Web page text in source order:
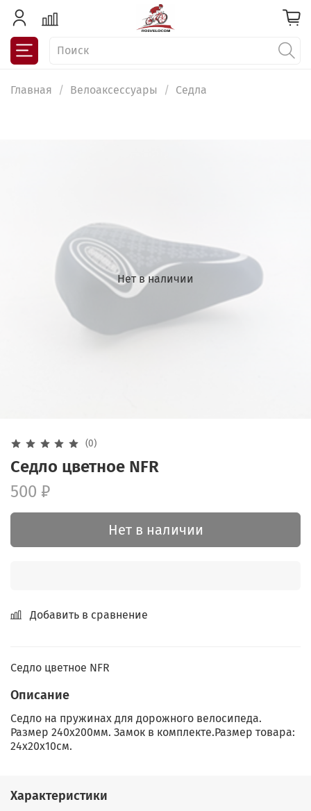
Главная Велоаксессуары Седла
Нет в наличии
(0)
Седло цветное NFR
500 ₽
Нет в наличии
Добавить в сравнение
Седло цветное NFR
Описание
Седло на пружинах для дорожного велосипеда.
Размер 240x200мм. Замок в комплекте.Размер товара:
24x20x10см.
Характеристики